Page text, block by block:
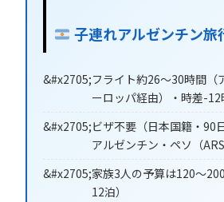
子連れアルゼンチン旅
フライト約26〜30時間（
ーロッパ経由）・時差-12
ビザ不要（日本国籍・90
アルゼンチン・ペソ（ARS
家族3人の予算は120〜
12泊）